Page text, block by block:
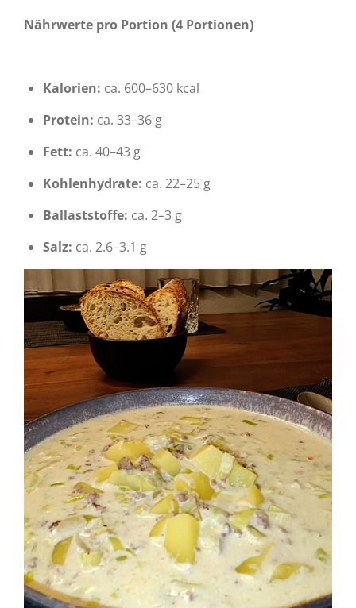
Nährwerte pro Portion (4 Portionen)
Kalorien: ca. 600–630 kcal
Protein: ca. 33–36 g
Fett: ca. 40–43 g
Kohlenhydrate: ca. 22–25 g
Ballaststoffe: ca. 2–3 g
Salz: ca. 2.6–3.1 g